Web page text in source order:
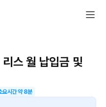
스 월 납입금 및
요시간 약8분